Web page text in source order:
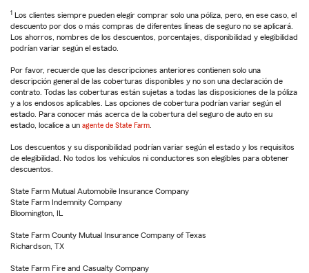
1 Los clientes siempre pueden elegir comprar solo una póliza, pero, en ese caso, el
descuento por dos o más compras de diferentes líneas de seguro no se aplicará.
Los ahorros, nombres de los descuentos, porcentajes, disponibilidad y elegibilidad
podrían variar según el estado.
Por favor, recuerde que las descripciones anteriores contienen solo una
descripción general de las coberturas disponibles y no son una declaración de
contrato. Todas las coberturas están sujetas a todas las disposiciones de la póliza
y a los endosos aplicables. Las opciones de cobertura podrían variar según el
estado. Para conocer más acerca de la cobertura del seguro de auto en su
estado, localice a un agente de State Farm
Los descuentos y su disponibilidad podrían variar según el estado y los requisitos
de elegibilidad. No todos los vehículos ni conductores son elegibles para obtener
descuentos.
State Farm Mutual Automobile Insurance Company
State Farm Indemnity Company
Bloomington, IL
State Farm County Mutual Insurance Company of Texas
Richardson, TX
State Farm Fire and Casualty Company